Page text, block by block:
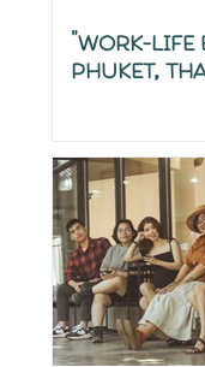
"Work-life
Phuket,